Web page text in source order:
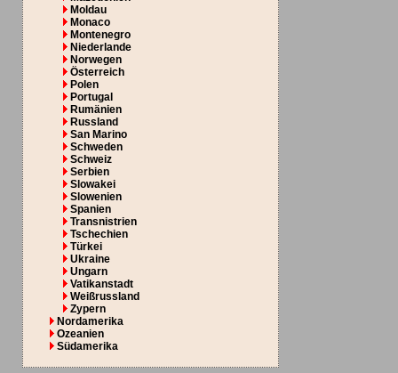
Moldau
Monaco
Montenegro
Niederlande
Norwegen
Österreich
Polen
Portugal
Rumänien
Russland
San Marino
Schweden
Schweiz
Serbien
Slowakei
Slowenien
Spanien
Transnistrien
Tschechien
Türkei
Ukraine
Ungarn
Vatikanstadt
Weißrussland
Zypern
Nordamerika
Ozeanien
Südamerika